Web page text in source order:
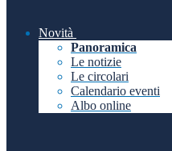
Novità
Panoramica
Le notizie
Le circolari
Calendario eventi
Albo online